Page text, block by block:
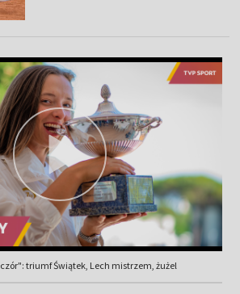
triumf Świątek, Lech mistrzem, żużel